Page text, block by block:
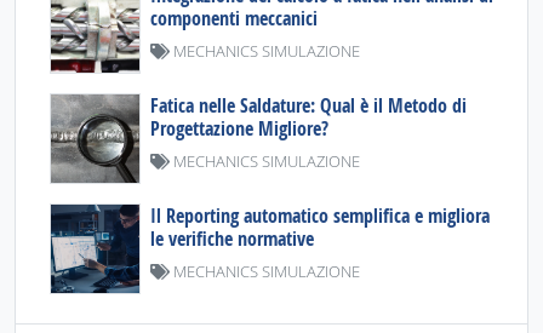
componenti meccanici
MECHANICS SIMULAZIONE
Fatica nelle Saldature: Qual è il Metodo di
Progettazione Migliore?
MECHANICS SIMULAZIONE
Il Reporting automatico semplifica e migliora
le verifiche normative
MECHANICS SIMULAZIONE